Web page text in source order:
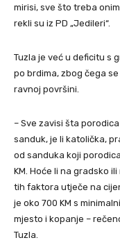
mirisi, sve što treba
rekli su iz PD „Jedileri“.
Tuzla je već u deficitu s
po brdima, zbog čega
ravnoj površini.
– Sve zavisi šta
sanduk, je li katolička,
od sanduka koji
KM. Hoće li na gradsko
tih faktora utječe na
je oko 700 KM s
mjesto i kopanje –
Tuzla.